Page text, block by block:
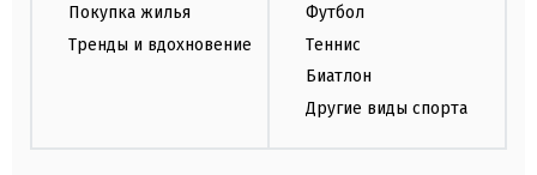
Покупка жилья
Тренды и вдохновение
Футбол
Теннис
Биатлон
Другие виды спорта